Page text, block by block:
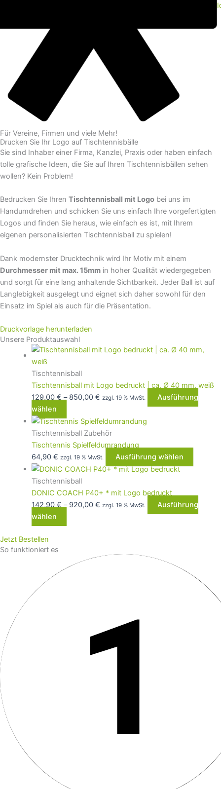
Für Vereine, Firmen und viele Mehr!
Drucken Sie Ihr Logo auf Tischtennisbälle
Sie sind Inhaber einer Firma, Kanzlei, Praxis oder haben einfach
tolle grafische Ideen, die Sie auf Ihren Tischtennisbällen sehen
wollen? Kein Problem!
Bedrucken Sie Ihren Tischtennisball mit Logo bei uns im
Handumdrehen und schicken Sie uns einfach Ihre vorgefertigten
Logos und finden Sie heraus, wie einfach es ist, mit Ihrem
eigenen personalisierten Tischtennisball zu spielen!
Dank modernster Drucktechnik wird Ihr Motiv mit einem
Durchmesser mit max. 15mm in hoher Qualität wiedergegeben
und sorgt für eine lang anhaltende Sichtbarkeit. Jeder Ball ist auf
Langlebigkeit ausgelegt und eignet sich daher sowohl für den
Einsatz im Spiel als auch für die Präsentation.
Druckvorlage herunterladen
Unsere Produktauswahl
Tischtennisball
Tischtennisball mit Logo bedruckt | ca. Ø 40 mm, weiß
129,00 € – 850,00 € zzgl. 19 % MwSt.
Ausführung
wählen
Tischtennisball Zubehör
Tischtennis Spielfeldumrandung
64,90 € zzgl. 19 % MwSt. Ausführung wählen
Tischtennisball
DONIC COACH P40+ * mit Logo bedruckt
142,90 € – 920,00 € zzgl. 19 % MwSt.
Ausführung
wählen
Jetzt Bestellen
So funktioniert es